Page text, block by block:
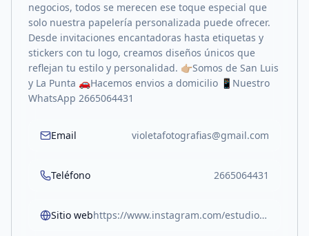
negocios, todos se merecen ese toque especial que
solo nuestra papelería personalizada puede ofrecer.
Desde invitaciones encantadoras hasta etiquetas y
stickers con tu logo, creamos diseños únicos que
reflejan tu estilo y personalidad. 👉🏼Somos de San Luis
y La Punta 🚗Hacemos envios a domicilio 📱Nuestro
WhatsApp 2665064431
Email violetafotografias@gmail.com
Teléfono 2665064431
Sitio web https://www.instagram.com/estudio.violeta_?igsh=MWxzY25zcmI2b2NncA==